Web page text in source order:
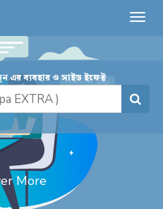
এর ব্যবহার ও সাইড ইফেক্ট
More